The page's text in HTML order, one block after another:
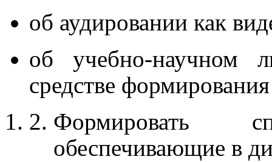
об аудировании как
об учебно-научном
средстве
Формировать
обеспечивающие в